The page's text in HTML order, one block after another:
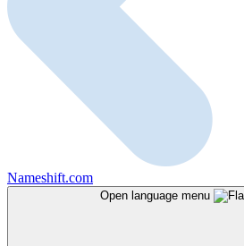
Nameshift.com
Open language menu